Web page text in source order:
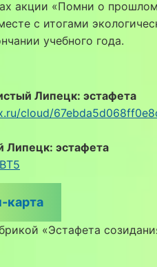
акции «Помни о
с итогами
учебного года.
Липецк: эстафета
cloud/
Липецк: эстафета
карта
«Эстафета